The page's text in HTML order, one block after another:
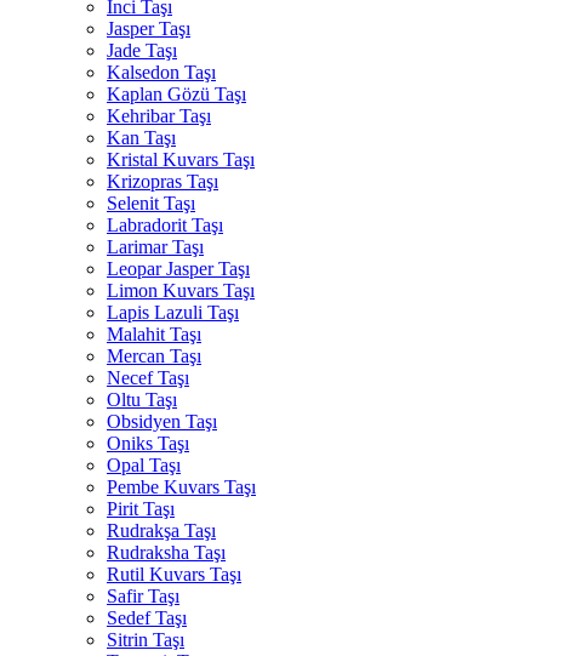
İnci Taşı
Jasper Taşı
Jade Taşı
Kalsedon Taşı
Kaplan Gözü Taşı
Kehribar Taşı
Kan Taşı
Kristal Kuvars Taşı
Krizopras Taşı
Selenit Taşı
Labradorit Taşı
Larimar Taşı
Leopar Jasper Taşı
Limon Kuvars Taşı
Lapis Lazuli Taşı
Malahit Taşı
Mercan Taşı
Necef Taşı
Oltu Taşı
Obsidyen Taşı
Oniks Taşı
Opal Taşı
Pembe Kuvars Taşı
Pirit Taşı
Rudrakşa Taşı
Rudraksha Taşı
Rutil Kuvars Taşı
Safir Taşı
Sedef Taşı
Sitrin Taşı